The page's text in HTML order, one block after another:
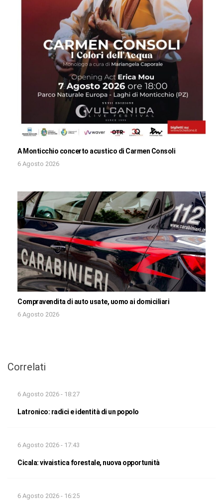
A Monticchio concerto acustico di Carmen Consoli
6 Agosto 2026
Compravendita di auto usate, uomo ai domiciliari
6 Agosto 2026
Correlati
6 Agosto 2026 - 18:27
Latronico: radici e identità di un popolo
6 Agosto 2026 - 17:43
Cicala: vivaistica forestale, nuova opportunità
6 Agosto 2026 - 16:25